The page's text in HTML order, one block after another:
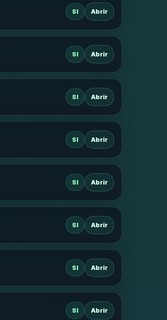
SI Abrir
SI Abrir
SI Abrir
SI Abrir
SI Abrir
SI Abrir
SI Abrir
SI Abrir